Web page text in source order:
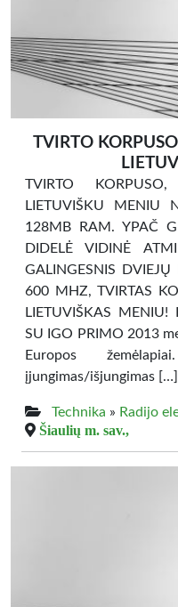
TVIRTO
TVIRTO
LIETUVIŠKU MENIU
128MB RAM. YPAČ
DIDELĖ VIDINĖ
GALINGESNIS DVIEJŲ
600 MHZ, TVIRTAS
LIETUVIŠKAS
SU IGO PRIMO 2013
Europos
įjungimas/išjungimas […]
Technika » Radijo
Šiaulių m. sav.,